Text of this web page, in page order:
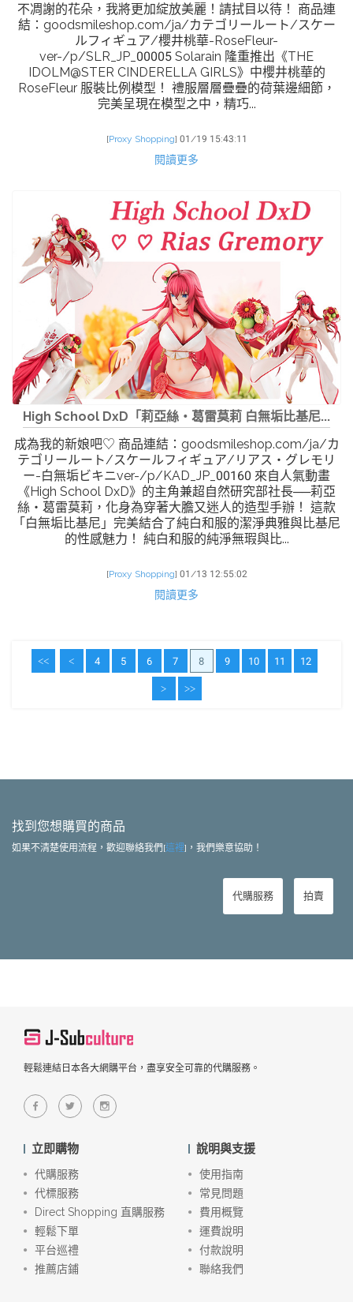
不凋謝的花朵，我將更加綻放美麗！請拭目以待！ 商品連
結：goodsmileshop.com/ja/カテゴリールート/スケー
ルフィギュア/櫻井桃華-RoseFleur-
ver-/p/SLR_JP_00005 Solarain 隆重推出《THE
IDOLM@STER CINDERELLA GIRLS》中櫻井桃華的
RoseFleur 服裝比例模型！ 禮服層層疊疊的荷葉邊細節，
完美呈現在模型之中，精巧...
[Proxy Shopping] 01/19 15:43:11
閱讀更多
High School DxD「莉亞絲・葛雷莫莉 白無垢比基尼...
成為我的新娘吧♡ 商品連結：goodsmileshop.com/ja/カ
テゴリールート/スケールフィギュア/リアス・グレモリ
ー-白無垢ビキニver-/p/KAD_JP_00160 來自人氣動畫
《High School DxD》的主角兼超自然研究部社長──莉亞
絲・葛雷莫莉，化身為穿著大膽又迷人的造型手辦！ 這款
「白無垢比基尼」完美結合了純白和服的潔淨典雅與比基尼
的性感魅力！ 純白和服的純淨無瑕與比...
[Proxy Shopping] 01/13 12:55:02
閱讀更多
<< < 4 5 6 7 8 9 10 11 12
> >>
找到您想購買的商品
如果不清楚使用流程，歡迎聯絡我們[這裡]，我們樂意協助！
代購服務 拍賣
輕鬆連結日本各大網購平台，盡享安全可靠的代購服務。
立即購物
代購服務
代標服務
Direct Shopping 直購服務
輕鬆下單
平台巡禮
推薦店鋪
說明與支援
使用指南
常見問題
費用概覽
運費說明
付款說明
聯絡我們